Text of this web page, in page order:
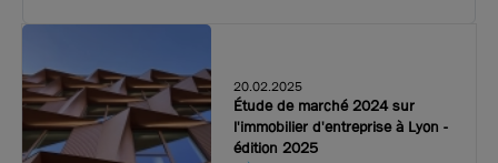
20.02.2025
Étude de marché 2024 sur
l'immobilier d'entreprise à Lyon -
édition 2025